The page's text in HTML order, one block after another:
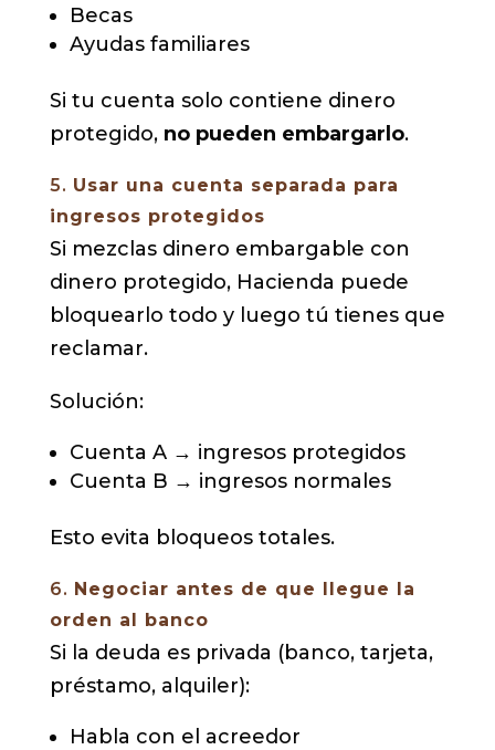
Becas
Ayudas familiares
Si tu cuenta solo contiene dinero
protegido, no pueden embargarlo.
5. Usar una cuenta separada para
ingresos protegidos
Si mezclas dinero embargable con
dinero protegido, Hacienda puede
bloquearlo todo y luego tú tienes que
reclamar.
Solución:
Cuenta A → ingresos protegidos
Cuenta B → ingresos normales
Esto evita bloqueos totales.
6. Negociar antes de que llegue la
orden al banco
Si la deuda es privada (banco, tarjeta,
préstamo, alquiler):
Habla con el acreedor